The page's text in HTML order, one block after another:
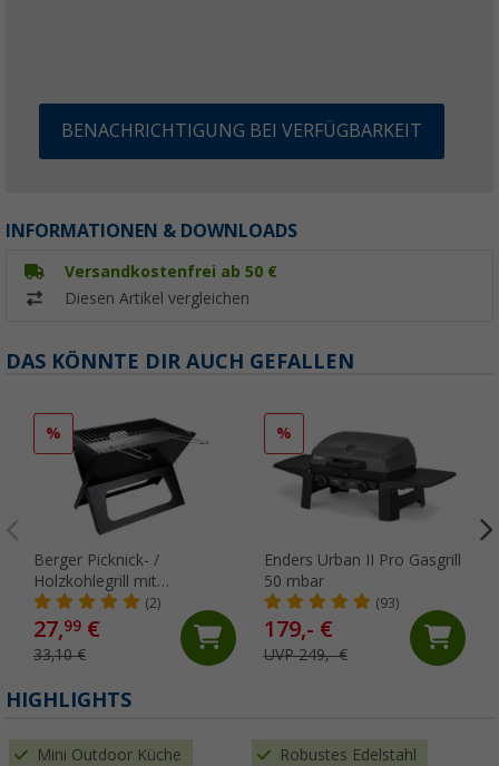
BENACHRICHTIGUNG BEI VERFÜGBARKEIT
INFORMATIONEN & DOWNLOADS
Versandkostenfrei ab 50 €
Diesen Artikel vergleichen
DAS KÖNNTE DIR AUCH GEFALLEN
%
Berger Picknick- /
Holzkohlegrill mit
Klappmechanismus
(2)
27,99 €
33,10 €
%
Enders Urban II Pro Gasgrill
50 mbar
(93)
179,- €
UVP 249,- €
HIGHLIGHTS
Mini Outdoor Küche Robustes Edelstahl